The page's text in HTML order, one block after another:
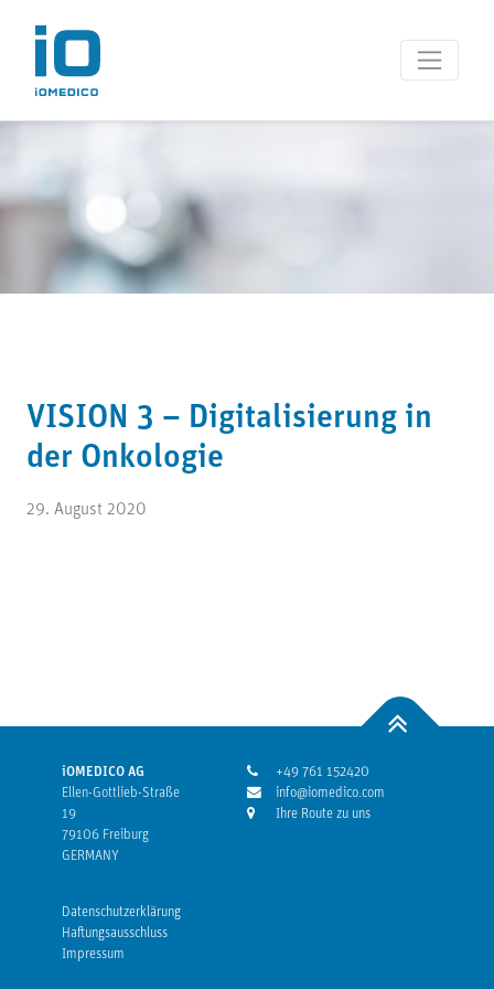
VISION 3 – Digitalisierung in
der Onkologie
29. August 2020
iOMEDICO AG
Ellen-Gottlieb-Straße
19
79106 Freiburg
GERMANY
+49 761 152420
info@iomedico.com
Ihre Route zu uns
Datenschutzerklärung
Haftungsausschluss
Impressum